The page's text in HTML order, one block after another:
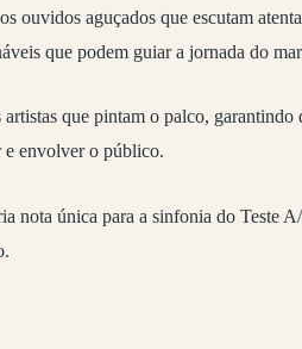
ouvidos aguçados que escutam
que podem guiar a jornada do
artistas que pintam o palco,
e envolver o público.
nota única para a sinfonia do Teste